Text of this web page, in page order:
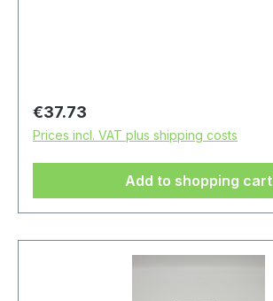
Regular price:
€37.73
Prices incl. VAT plus shipping costs
Add to shopping cart